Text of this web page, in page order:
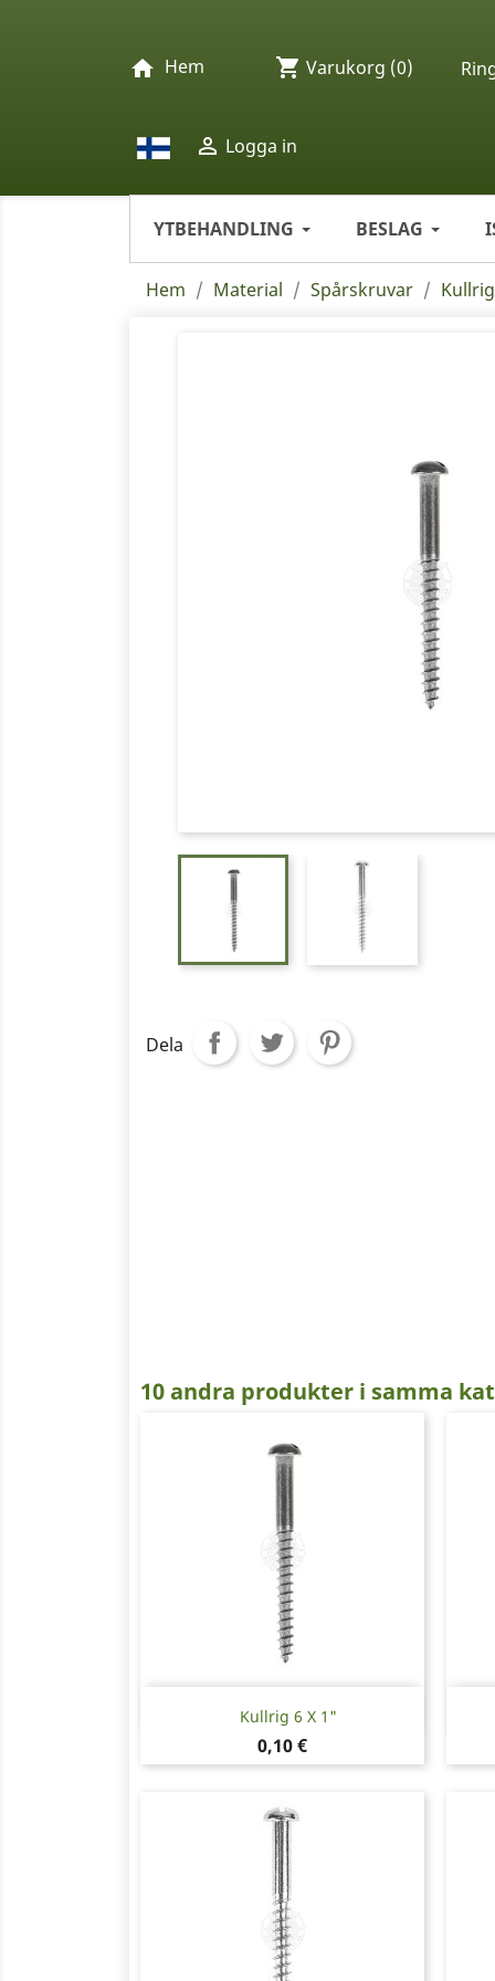
home Hem
 Logga in
shopping_cart Varukorg (0)
YTBEHANDLING BESLAG
Hem Material Spårskruvar
Dela
10 andra produkter i samma
Kullrig 6 X 1"
Pris
0,10 €
Snabbvy